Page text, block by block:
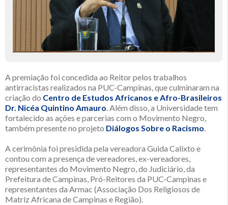
A premiação foi concedida ao Reitor pelos trabalhos
antirracistas realizados na PUC-Campinas, que culminaram na
criação do Centro de Estudos Africanos e Afro-Brasileiros
Dr. Nicéa Quintino Amauro. Além disso, a Universidade tem
fortalecido as ações e parcerias com o Movimento Negro,
também presente no projeto Diálogos Sobre o Racismo.
A cerimônia foi presidida pela vereadora Guida Calixto e
contou com a presença de vereadores, ex-vereadores,
representantes do Movimento Negro, do Judiciário, da
Prefeitura de Campinas, Pró-Reitores da PUC-Campinas e
representantes da Armac (Associação Dos Religiosos de
Matriz Africana de Campinas e Região).